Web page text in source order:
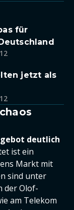
für
jetzt als
deutlich
ist ein
Markt mit
sind unter
der Olof-
am Telekom